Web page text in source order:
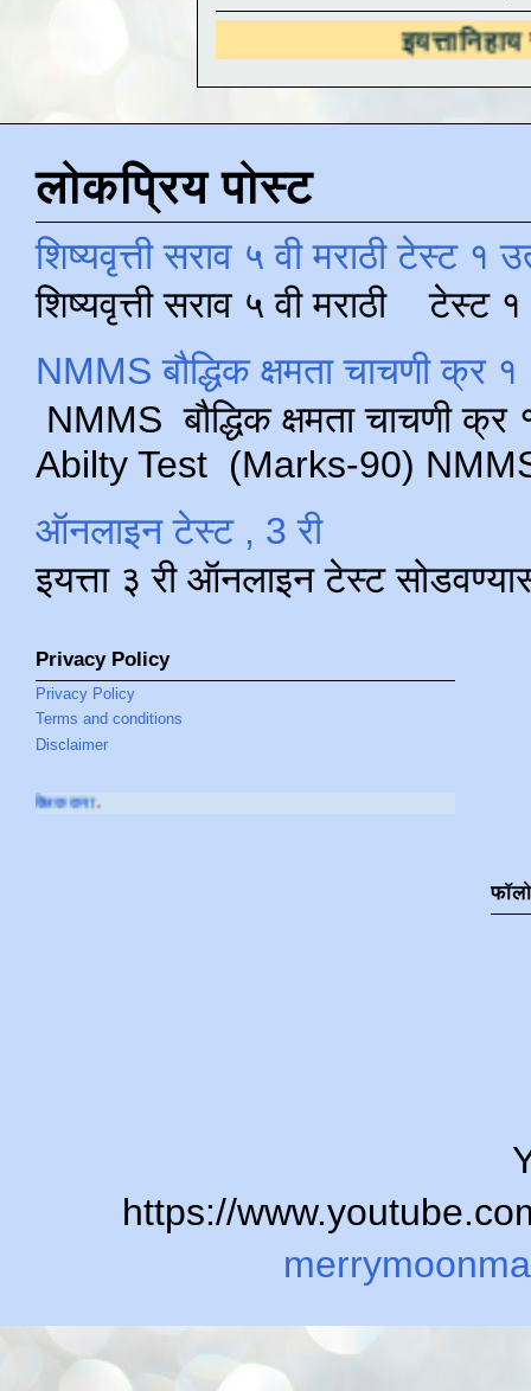
लोकप्रिय पोस्ट
शिष्यवृत्ती सराव ५ वी मराठी टेस्ट १
शिष्यवृत्ती सराव ५ वी मराठी टेस्ट
NMMS बौद्धिक क्षमता चाचणी क्र
NMMS बौद्धिक क्षमता चाचणी
Abilty Test (Marks-90) NMMS
ऑनलाइन टेस्ट , 3 री
इयत्ता ३ री ऑनलाइन टेस्ट
Privacy Policy
Privacy Policy
Terms and conditions
Disclaimer
https://